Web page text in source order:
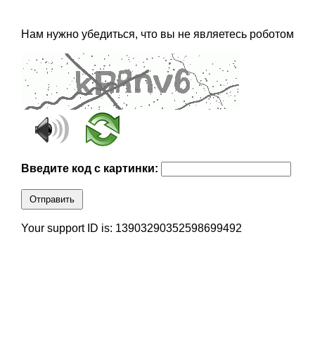
Нам нужно убедиться, что вы не являетесь роботом
Введите код с картинки:
Отправить
Your support ID is: 13903290352598699492